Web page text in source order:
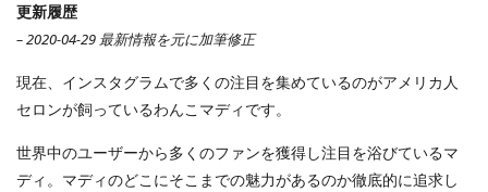
更新履歴
– 2020-04-29 最新情報を元に加筆修正
現在、インスタグラムで多くの注目を集めているのがアメリカ人
セロンが飼っているわんこマディです。
世界中のユーザーから多くのファンを獲得し注目を浴びているマ
ディ。マディのどこにそこまでの魅力があるのか徹底的に追求し